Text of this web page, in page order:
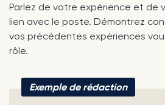
Parlez de votre expérience et de
lien avec le poste. Démontrez
vos précédentes expériences
rôle.
Exemple de rédaction